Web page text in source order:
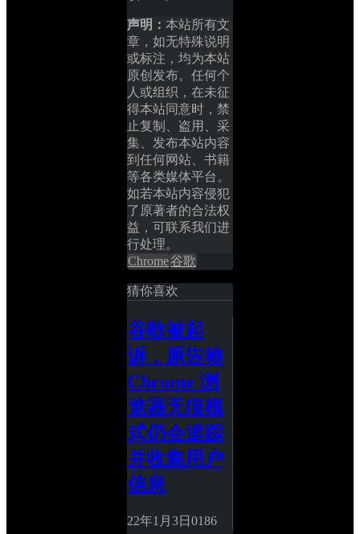
声明： 本站所有文
章，如无特殊说明
或标注，均为本站
原创发布。任何个
人或组织，在未征
得本站同意时，禁
止复制、盗用、采
集、发布本站内容
到任何网站、书籍
等各类媒体平台。
如若本站内容侵犯
了原著者的合法权
益，可联系我们进
行处理。
Chrome谷歌
猜你喜欢
谷歌被起
诉，原告称
Chrome 浏
览器无痕模
式仍会追踪
并收集用户
信息
22年1月3日 0186